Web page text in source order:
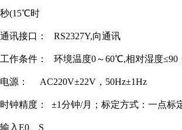
秒(15℃时
通讯接口： RS2327Y,向通讯
工作条件： 环境温度0～60℃,相对湿度≤90
电源 ： AC220V±22V，50Hz±1Hz
时钟精度： ±1分钟/月；标定方式：一点标
输入E0、S